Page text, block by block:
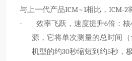
与上一代产品ICM~1相比，ICM-2
·
效率飞跃，速度提升6倍：
源，它将单次测量的总时间
机型的约30秒缩短到约5秒，